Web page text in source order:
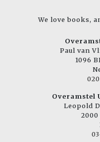
We love books,
Paul van
1096
Overamstel
Leopold